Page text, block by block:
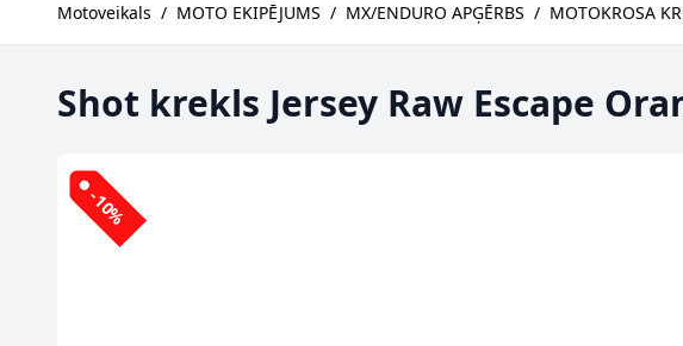
Motoveikals / MOTO EKIPĒJUMS / MX/ENDURO APĢĒRBS / MOTOKROSA
Shot krekls Jersey Raw Escape
-10%